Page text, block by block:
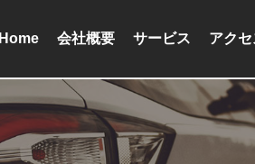
Home 会社概要 サービス アク